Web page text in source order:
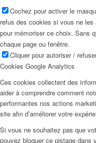
Cochez pour activer le
refus des cookies si vous ne
pour mémoriser ce choix. Sans
chaque page ou fenêtre.
Cliquer pour autoriser /
Cookies Google Analytics
Ces cookies collectent des
aider à comprendre comment
performantes nos actions
site afin d’améliorer votre
Si vous ne souhaitez pas que
pouvez bloquer ce pistage dans